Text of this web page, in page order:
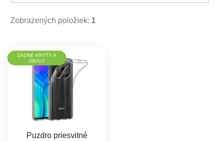
Zobrazených položiek: 1
Výpis produktov
ZADNÉ KRYTY A
OBALY
Puzdro priesvitné